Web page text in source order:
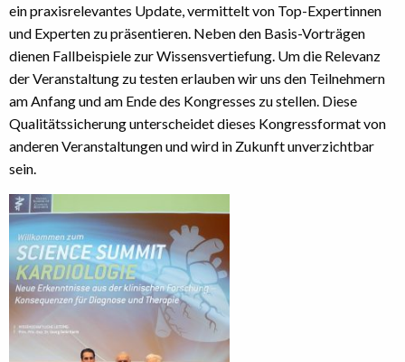
ein praxisrelevantes Update, vermittelt von Top-Expertinnen
und Experten zu präsentieren. Neben den Basis-Vorträgen
dienen Fallbeispiele zur Wissensvertiefung. Um die Relevanz
der Veranstaltung zu testen erlauben wir uns den Teilnehmern
am Anfang und am Ende des Kongresses zu stellen. Diese
Qualitätssicherung unterscheidet dieses Kongressformat von
anderen Veranstaltungen und wird in Zukunft unverzichtbar
sein.